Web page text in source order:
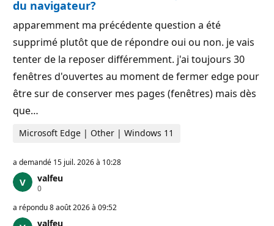
du navigateur?
apparemment ma précédente question a été
supprimé plutôt que de répondre oui ou non. je vais
tenter de la reposer différemment. j'ai toujours 30
fenêtres d'ouvertes au moment de fermer edge pour
être sur de conserver mes pages (fenêtres) mais dès
que…
Microsoft Edge | Other | Windows 11
a demandé 15 juil. 2026 à 10:28
valfeu
0P
i
a répondu8 août 2026 à 09:52
valfeu